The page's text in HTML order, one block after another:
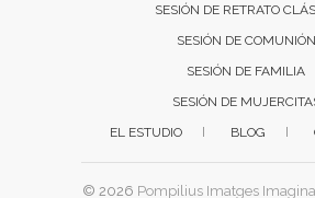
SESIÓN DE RETRATO
SESIÓN DE COMUNIÓN
SESIÓN DE FAMILIA
SESIÓN DE
EL ESTUDIO
BLOG
© 2026 Pompilius Imatges